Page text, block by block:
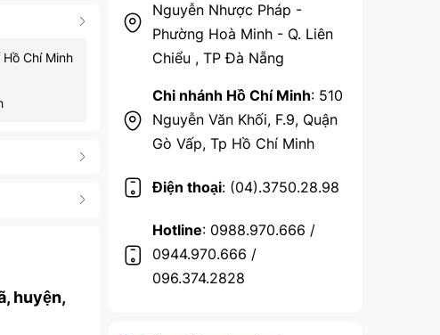
Chí Minh
huyện,
Nguyễn Nhược Pháp -
Phường Hoà Minh - Q. Liên
Chiểu , TP Đà Nẵng
Chi nhánh Hồ Chí Minh: 510
Nguyễn Văn Khối, F.9, Quận
Gò Vấp, Tp Hồ Chí Minh
Điện thoại: (04).3750.28.98
Hotline: 0988.970.666 /
0944.970.666 /
096.374.2828